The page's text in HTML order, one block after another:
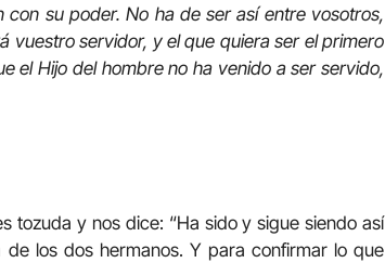
su poder. No ha de ser así entre vosotros,
vuestro servidor, y el que quiera ser el primero
el Hijo del hombre no ha venido a ser servido,
tozuda y nos dice: “Ha sido y sigue siendo así
los dos hermanos. Y para confirmar lo que